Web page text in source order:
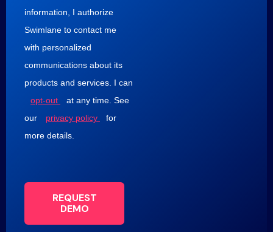
information, I authorize
Swimlane to contact me
with personalized
communications about its
products and services. I can
opt-out
at any time. See
our
privacy policy
for
more details.
REQUEST
DEMO